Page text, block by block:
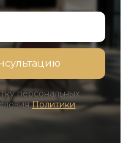
персональных
Политики